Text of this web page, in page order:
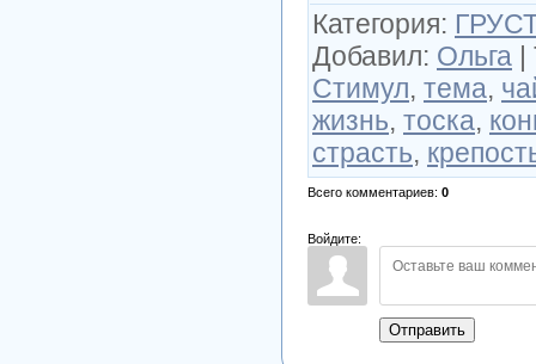
Категория:
Добавил: Ольга |
Стимул, тема,
жизнь, тоска,
страсть,
Всего комментариев: 0
Войдите:
Отправить